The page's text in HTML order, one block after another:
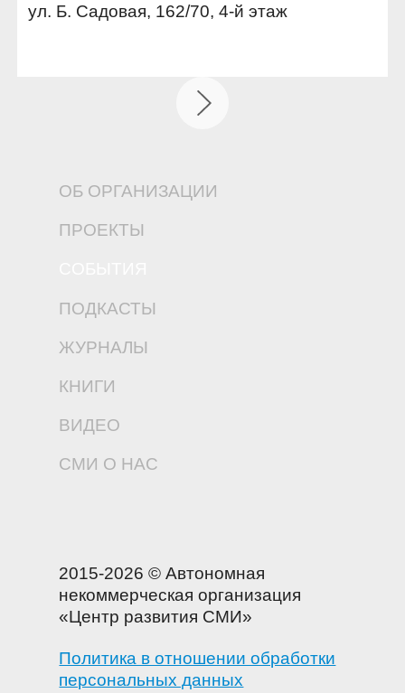
ул. Б. Садовая, 162/70, 4-й этаж
ОБ ОРГАНИЗАЦИИ
ПРОЕКТЫ
ПОДКАСТЫ
ЖУРНАЛЫ
КНИГИ
ВИДЕО
СМИ О НАС
2015-2026 © Автономная
некоммерческая организация
«Центр развития СМИ»
Политика в отношении обработки
персональных данных